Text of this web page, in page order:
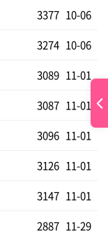
3377 10-06
3274 10-06
3089 11-01
3087 11-01
3096 11-01
3126 11-01
3147 11-01
2887 11-29